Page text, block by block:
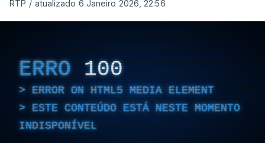
RTP / atualizado 6 Janeiro 2026, 22:56
ERRO 100
ERROR ON HTML5 MEDIA ELEMENT
ESTE CONTEÚDO ESTÁ NESTE MOMENTO
INDISPONÍVEL